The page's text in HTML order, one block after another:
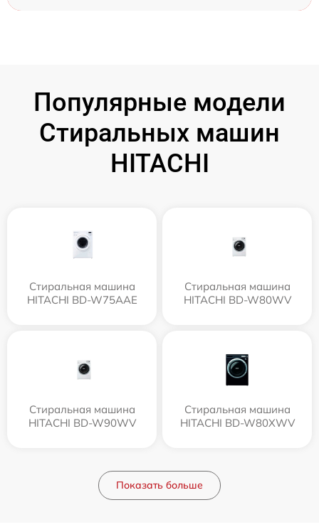
Популярные модели
Стиральных машин
HITACHI
Стиральная машина
HITACHI BD-W75AAE
Стиральная машина
HITACHI BD-W80WV
Стиральная машина
HITACHI BD-W90WV
Стиральная машина
HITACHI BD-W80XWV
Показать больше